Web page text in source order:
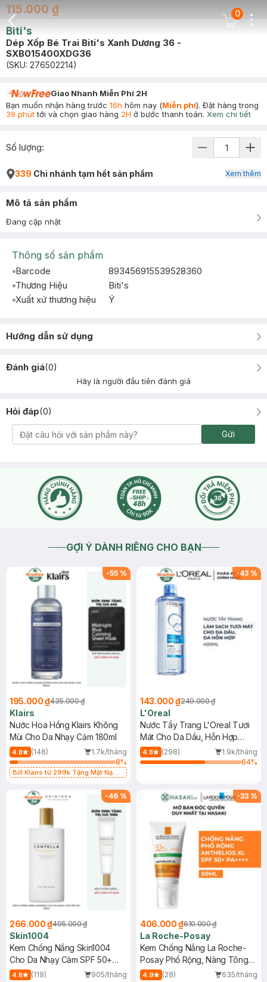
Back Icon
Cart Icon
0
115.000 ₫
Biti's
Dép Xốp Bé Trai Biti's Xanh Dương 36 -
SXB015400XDG36
(SKU: 276502214)
Giao Nhanh Miễn Phí 2H
Bạn muốn nhận hàng trước 16h hôm nay (Miễn phí). Đặt hàng trong
39 phúttới và chọn giao hàng 2H ở bước thanh toán. Xem chi tiết
Số lượng:
339 Chi nhánh tạm hết sản phẩm Xem thêm
Mô tả sản phẩm
Đang cập nhật
Thông số sản phẩm
Barcode
893456915539528360
Thương Hiệu
Biti's
Xuất xứ thương hiệu
Ý
Hướng dẫn sử dụng
Đánh giá(0)
Hãy là người đầu tiên đánh giá
Hỏi đáp(0)
Gửi
GỢI Ý DÀNH RIÊNG CHO BẠN
-55 %
195.000 ₫435.000 ₫
Klairs
Nước Hoa Hồng Klairs Không
Mùi Cho Da Nhạy Cảm 180ml
4.8 (148)
1.7k/tháng
8%
Bill Klairs từ 299k Tặng Mặt Nạ
25ml (SL Có Hạn)
-43 %
143.000 ₫249.000 ₫
L'Oreal
Nước Tẩy Trang L'Oreal Tươi
Mát Cho Da Dầu, Hỗn Hợp
400ml
4.8 (298)
1.9k/tháng
64%
-46 %
266.000 ₫495.000 ₫
Skin1004
Kem Chống Nắng Skin1004
Cho Da Nhạy Cảm SPF 50+
50ml
4.8 (119)
905/tháng
-33 %
406.000 ₫610.000 ₫
La Roche-Posay
Kem Chống Nắng La Roche-
Posay Phổ Rộng, Nâng Tông
Kiềm Dầu 50ml
4.9 (28)
635/tháng